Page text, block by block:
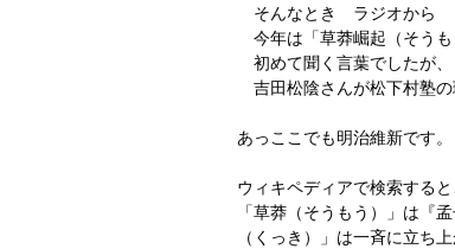
そんなとき　ラジオから
今年は「草莽崛起（そうも
初めて聞く言葉でしたが、
吉田松陰さんが松下村塾の
あっここでも明治維新です。
ウィキペディアで検索すると
「草莽（そうもう）」は『
（くっき）」は一斉に立ち